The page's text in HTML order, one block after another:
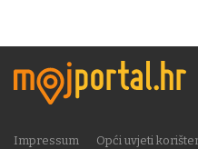
Impressum Opći uvjeti